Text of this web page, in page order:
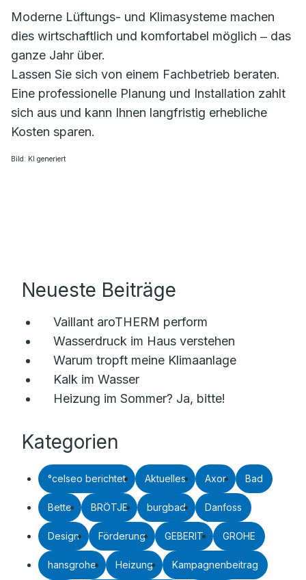
Moderne Lüftungs- und Klimasysteme machen
dies wirtschaftlich und komfortabel möglich ‒ das
ganze Jahr über.
Lassen Sie sich von einem Fachbetrieb beraten.
Eine professionelle Planung und Installation zahlt
sich aus und kann Ihnen langfristig erhebliche
Kosten sparen.
Bild: KI generiert
Neueste Beiträge
Vaillant aroTHERM perform
Wasserdruck im Haus verstehen
Warum tropft meine Klimaanlage
Kalk im Wasser
Heizung im Sommer? Ja, bitte!
Kategorien
°celseo berichtet Aktuelles Axor Bad
Bette BRÖTJE burgbad Danfoss
Design Förderung GEBERIT GROHE
hansgrohe Heizung Kampagnenbeitrag